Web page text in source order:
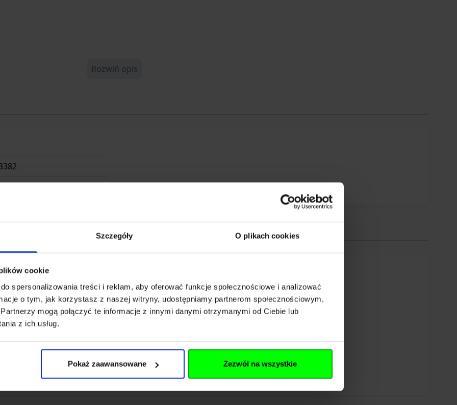
Szczegóły O plikach cookies
cookie
spersonalizowania treści i reklam, aby oferować funkcje społecznościowe i analizować
o tym, jak korzystasz z naszej witryny, udostępniamy partnerom społecznościowym,
mogą połączyć te informacje z innymi danymi otrzymanymi od Ciebie lub
z ich usług.
Pokaż zaawansowane Zezwól na wszystkie
Rozwiń opis
Tool Group Inc
Circle 12106